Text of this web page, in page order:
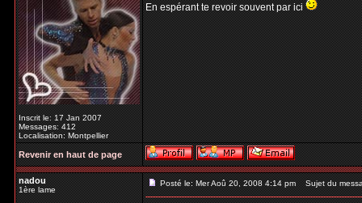
Inscrit le: 17 Jan 2007
Messages: 412
Localisation: Montpellier
En espérant te revoir souvent par ici
Revenir en haut de page
nadou
1ère lame
Posté le: Mer Aoû 20, 2008 4:14 pm Sujet du